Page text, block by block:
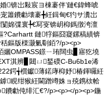
锛岀敤宸ヨ棟褰伴’鏈€鍏蜂唬
簫鐨勮壊褰╋紝鍓甸€犳サ瀵岀
婂弽寰╄€冩叜锛岄枊鎷撴洿澶
?Carhartt 鏈牸鏂囧寲鏍稿績锛
鏂版檪灏氭劅銆?/p><p>
孋OMPASS鐛ㄧ珛闊虫▊寤犵墝
淇辨▊閮ㄩ鍫碝C-Bu6b1e浠
鍔╅櫍钀薄鍩庨枊妤椿鍕曪紝
睍绀猴紝閫蹭竴姝ョ殑鎸栨帢
鐨勮伅绯汇€?/p><p></p><p>鍦